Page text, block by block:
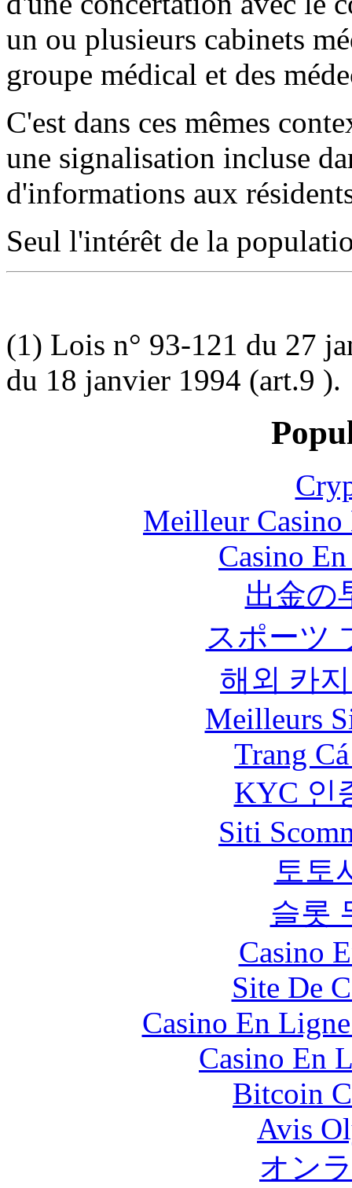
un ou plusieurs cabinets
groupe médical et des
C'est dans ces mêmes
une signalisation incluse
d'informations aux
Seul l'intérêt de la
(1) Lois n° 93-121 du 27
du 18 janvier 1994 (art.9 ).
Meilleur
Casino
出金の
スポーツ
해외 카
Meilleurs
Trang
KYC 인
Siti
토토
슬롯
Casino
Site De
Casino En
Casino En
Bitcoin
Avis
オン